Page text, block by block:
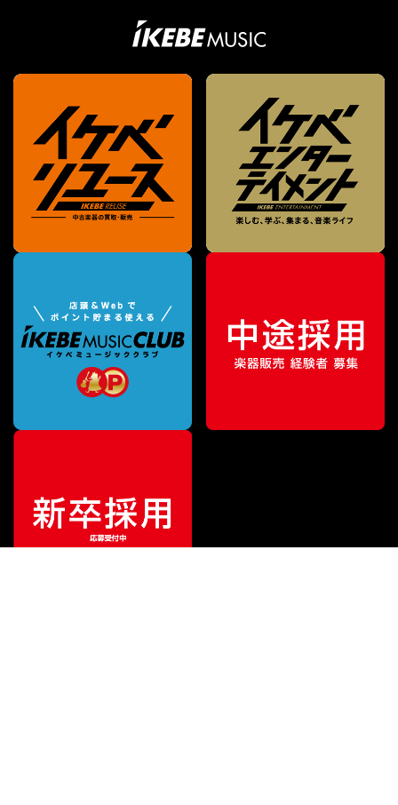
販売価格¥14,300（税込）